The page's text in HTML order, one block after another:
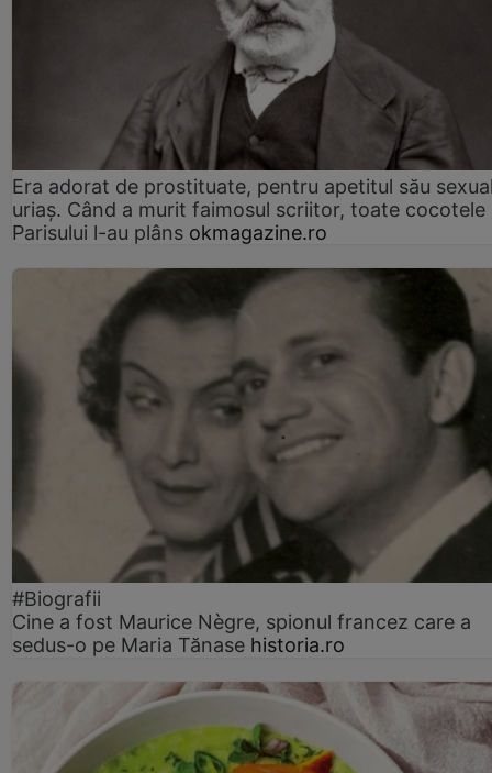
Era adorat de prostituate, pentru apetitul său
uriaș. Când a murit faimosul scriitor, toate cocotele
Parisului l-au plâns okmagazine.ro
#Biografii
Cine a fost Maurice Nègre, spionul francez care a
sedus-o pe Maria Tănase historia.ro